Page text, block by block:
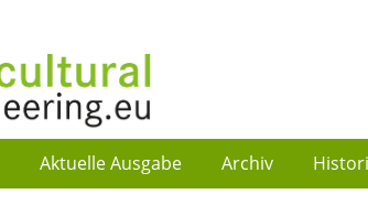
Aktuelle Ausgabe Archiv